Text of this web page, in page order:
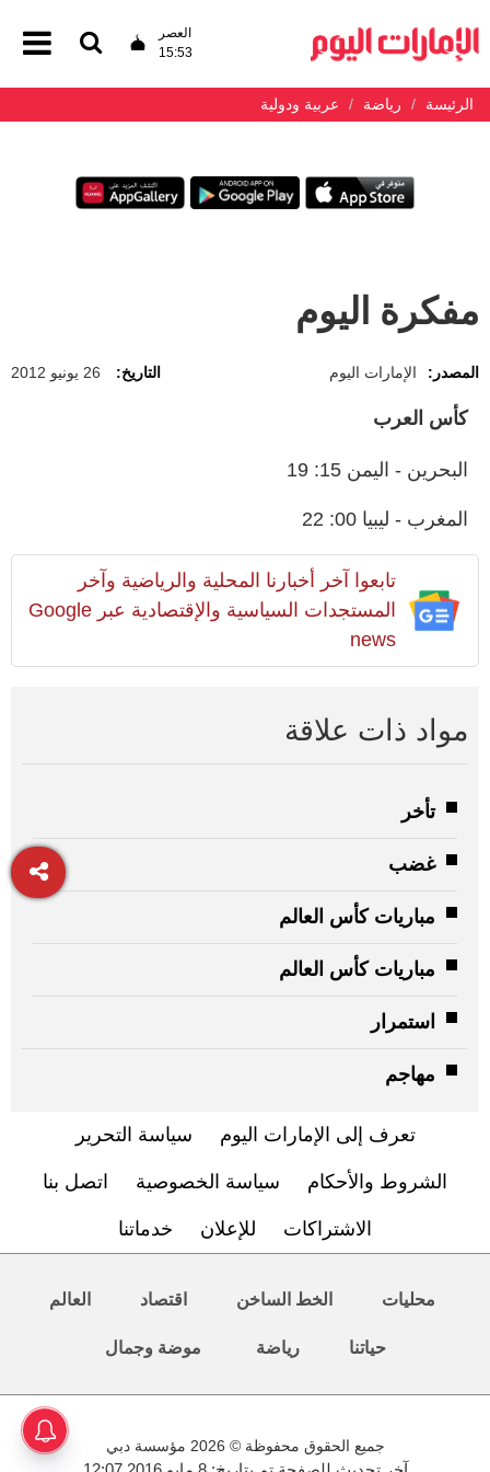
العصر
15:53
الرئيسة رياضة عربية ودولية
مفكرة اليوم
المصدر: الإمارات اليوم التاريخ: 26 يونيو 2012
كأس العرب
البحرين - اليمن 15: 19
المغرب - ليبيا 00: 22
تابعوا آخر أخبارنا المحلية والرياضية وآخر
المستجدات السياسية والإقتصادية عبر Google
news
مواد ذات علاقة
تأخر
غضب
مباريات كأس العالم
مباريات كأس العالم
استمرار
مهاجم
تعرف إلى الإمارات اليوم سياسة التحرير
الشروط والأحكام سياسة الخصوصية اتصل بنا
الاشتراكات للإعلان خدماتنا
محليات الخط الساخن اقتصاد العالم
حياتنا رياضة موضة وجمال
جميع الحقوق محفوظة © 2026 مؤسسة دبي